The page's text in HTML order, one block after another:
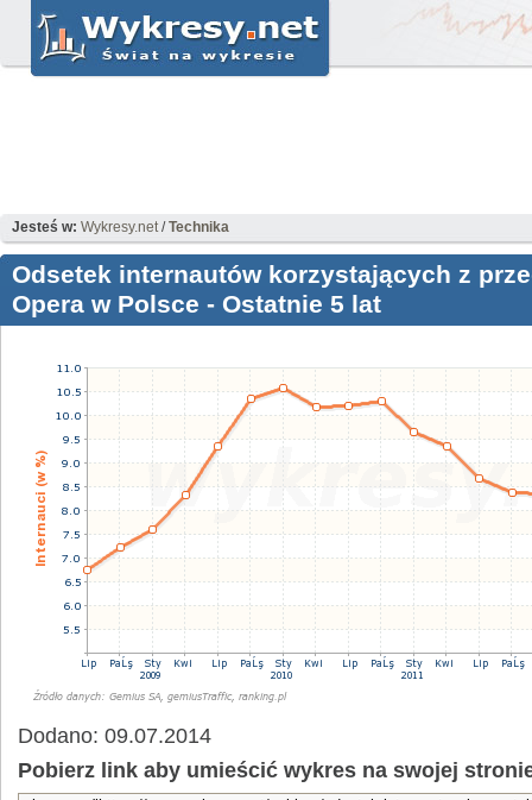
Jesteś w: Wykresy.net/Technika
Odsetek internautów korzystających z
Opera w Polsce - Ostatnie 5 lat
Dodano: 09.07.2014
Pobierz link aby umieścić wykres na swojej